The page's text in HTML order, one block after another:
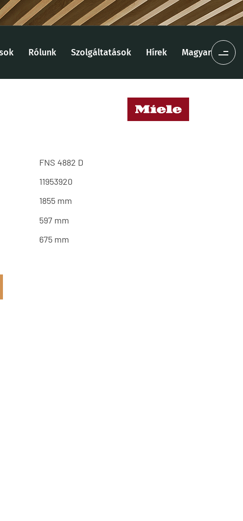
Rólunk Szolgáltatások Hírek Magyar
FNS 4882 D
11953920
1855 mm
597 mm
675 mm